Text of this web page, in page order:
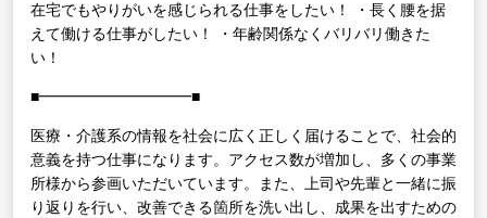
在宅でもやりがいを感じられる仕事をしたい！
・長く腰を据
えて働ける仕事がしたい！
・年齢関係なくバリバリ働きた
い！
■━━━━━━━━━━■
医療・介護系の情報を社会に広く正しく届けることで、社会的
意義を持つ仕事になります。アクセス数が増加し、多くの事業
所様から参画いただいています。また、上司や先輩と一緒に振
り返りを行い、改善できる箇所を洗い出し、成果を出すための